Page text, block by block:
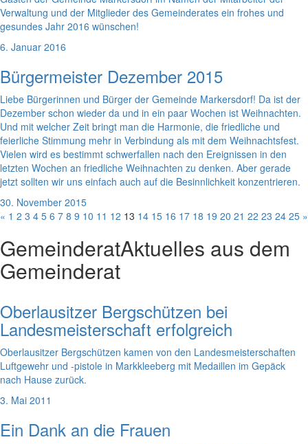
Verwaltung und der Mitglieder des Gemeinderates ein frohes und
gesundes Jahr 2016 wünschen!
6. Januar 2016
Bürgermeister Dezember 2015
Liebe Bürgerinnen und Bürger der Gemeinde Markersdorf! Da ist der
Dezember schon wieder da und in ein paar Wochen ist Weihnachten.
Und mit welcher Zeit bringt man die Harmonie, die friedliche und
feierliche Stimmung mehr in Verbindung als mit dem Weihnachtsfest.
Vielen wird es bestimmt schwerfallen nach den Ereignissen in den
letzten Wochen an friedliche Weihnachten zu denken. Aber gerade
jetzt sollten wir uns einfach auch auf die Besinnlichkeit konzentrieren.
30. November 2015
« 1 2 3 4 5 6 7 8 9 10 11 12 13 14 15 16 17 18 19 20 21 22 23 24 25 »
GemeinderatAktuelles aus dem
Gemeinderat
Oberlausitzer Bergschützen bei
Landesmeisterschaft erfolgreich
Oberlausitzer Bergschützen kamen von den Landesmeisterschaften
Luftgewehr und -pistole in Markkleeberg mit Medaillen im Gepäck
nach Hause zurück.
3. Mai 2011
Ein Dank an die Frauen